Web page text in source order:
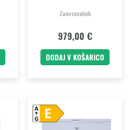
Zamrzovalnik
979,00 €
DODAJ V KOŠARICO